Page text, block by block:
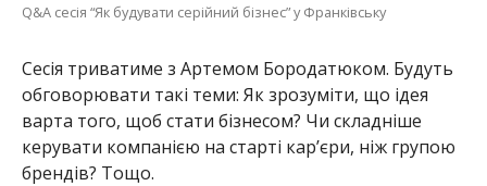
Q&A сесія “Як будувати серійний бізнес” у Франківську
Сесія триватиме з Артемом Бородатюком. Будуть
обговорювати такі теми: Як зрозуміти, що ідея
варта того, щоб стати бізнесом? Чи складніше
керувати компанією на старті кар’єри, ніж групою
брендів? Тощо.